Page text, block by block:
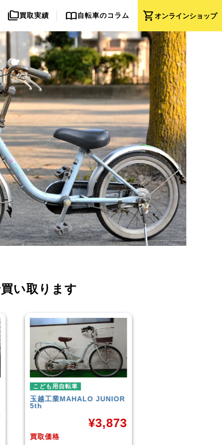
shopping_cartオンラインショップ
folder_copy買取実績 import_contacts自転車のコラム
い取ります
こども用自転車
GIANTESCAPE JR
買取価格
¥9,961